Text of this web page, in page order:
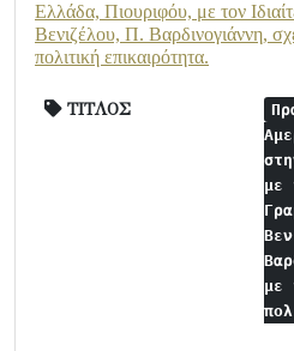
Ελλάδα, Πιουριφόυ, με τον
Βενιζέλου, Π. Βαρδινογιάννη,
πολιτική επικαιρότητα.
ΤΙΤΛΟΣ
με
με